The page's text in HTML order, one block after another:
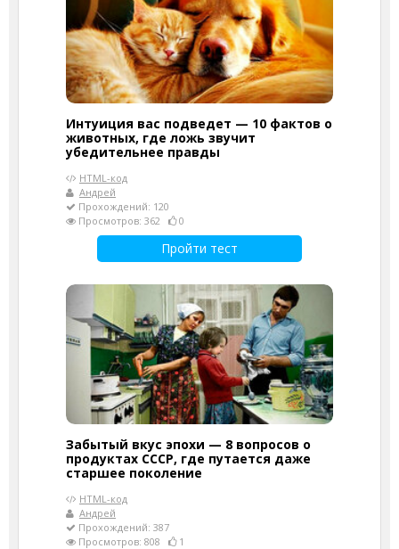
Интуиция вас подведет — 10 фактов о
животных, где ложь звучит
убедительнее правды
HTML-код
Андрей
Прохождений: 120
Просмотров: 362
0
Пройти тест
Забытый вкус эпохи — 8 вопросов о
продуктах СССР, где путается даже
старшее поколение
HTML-код
Андрей
Прохождений: 387
Просмотров: 808
1